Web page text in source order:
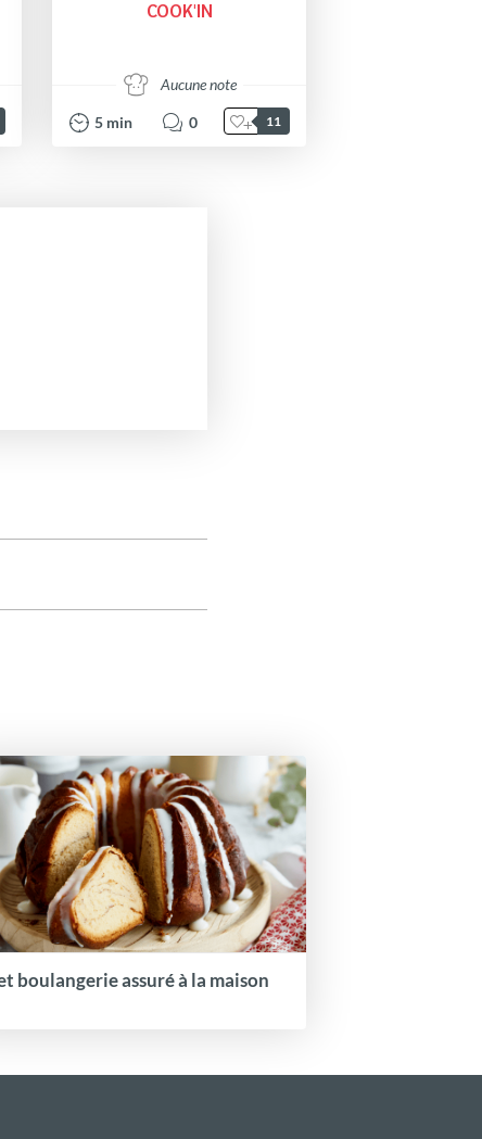
COOK'IN
Aucune note
5 min 0 11
boulangerie assuré à la maison